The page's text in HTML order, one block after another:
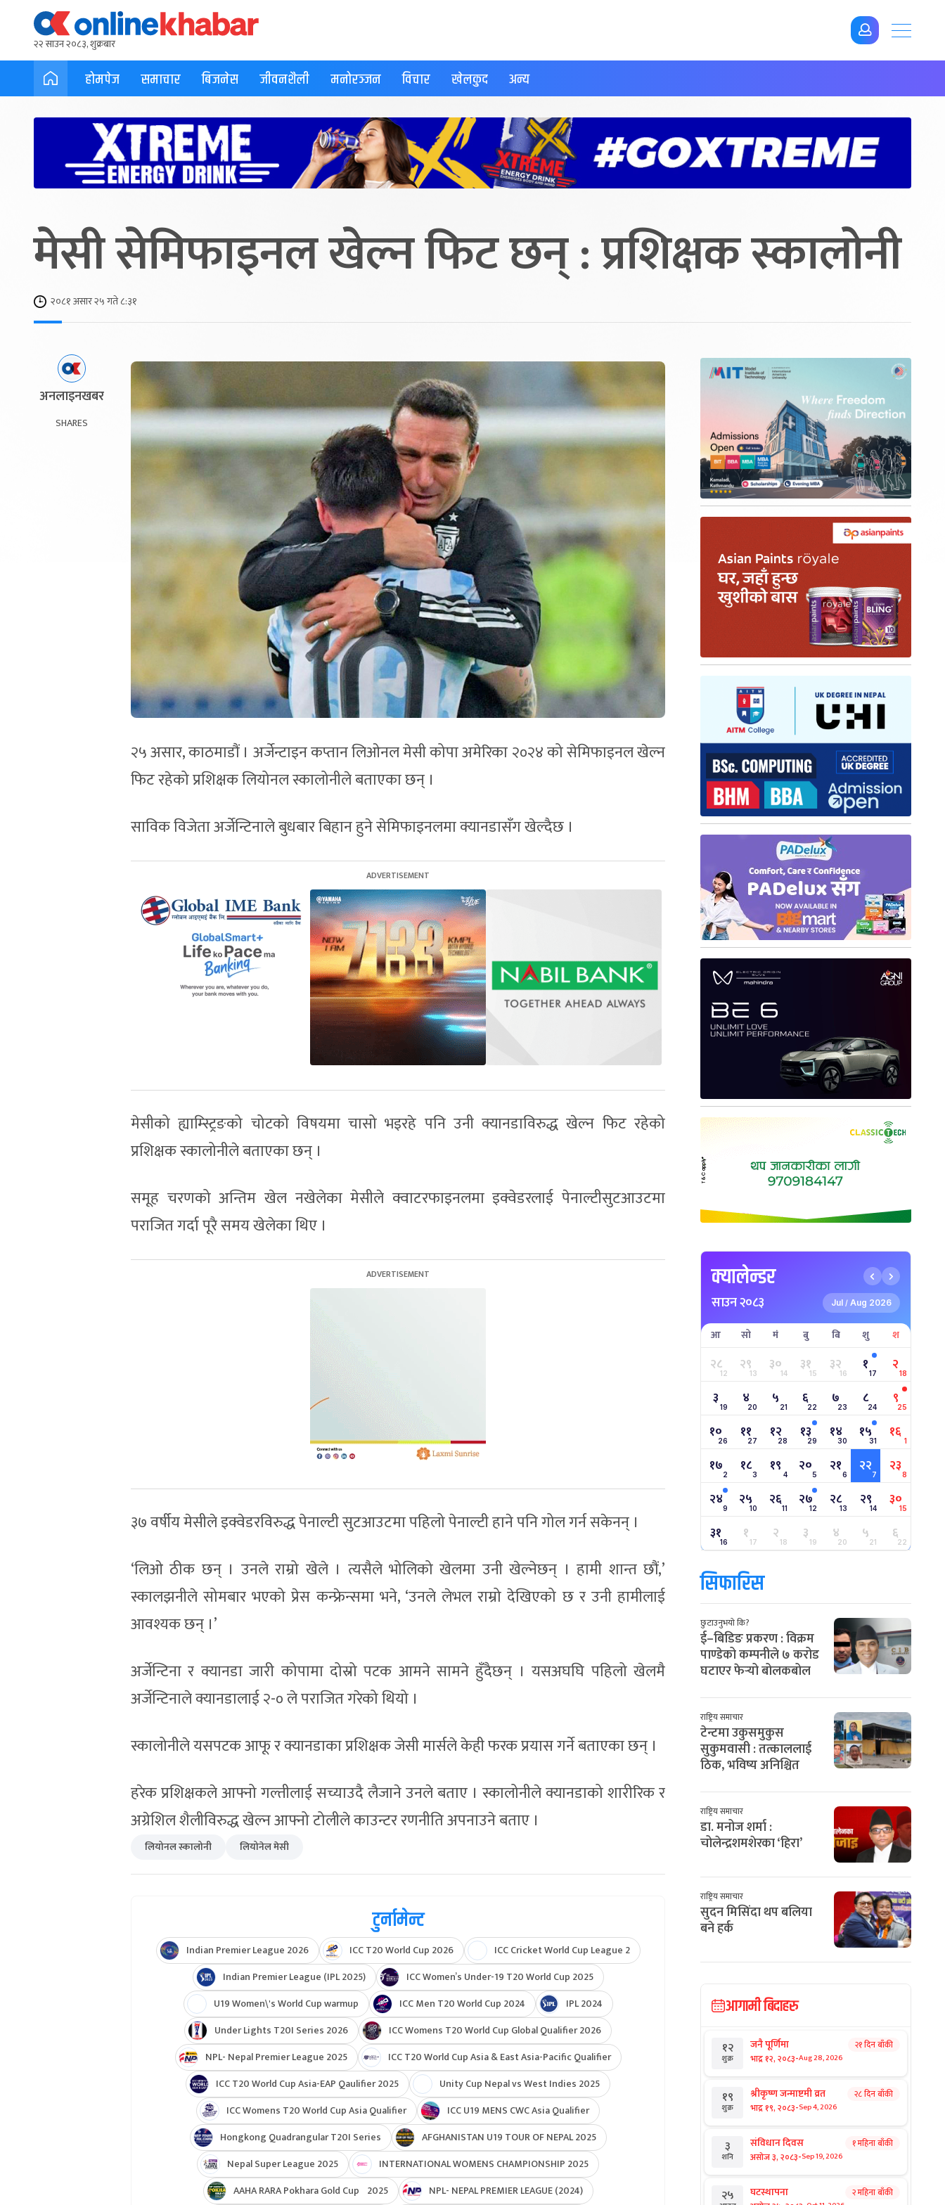
२२ साउन २०८३, शुक्रबार
होमपेज समाचार बिजनेस जीवनशैली मनोरञ्जन विचार खेलकुद अन्य
मेसी सेमिफाइनल खेल्न फिट छन् : प्रशिक्षक स्कालोनी
२०८१ असार २५ गते ८:३१
अनलाइनखबर
SHARES
२५ असार, काठमाडौं । अर्जेन्टाइन कप्तान लिओनल मेसी कोपा अमेरिका २०२४ को सेमिफाइनल खेल्न
फिट रहेको प्रशिक्षक लियोनल स्कालोनीले बताएका छन् ।
साविक विजेता अर्जेन्टिनाले बुधबार बिहान हुने सेमिफाइनलमा क्यानडासँग खेल्दैछ ।
मेसीको ह्याम्स्ट्रिङको चोटको विषयमा चासो भइरहे पनि उनी क्यानडाविरुद्ध खेल्न फिट रहेको
प्रशिक्षक स्कालोनीले बताएका छन् ।
समूह चरणको अन्तिम खेल नखेलेका मेसीले क्वाटरफाइनलमा इक्वेडरलाई पेनाल्टीसुटआउटमा
पराजित गर्दा पूरै समय खेलेका थिए ।
३७ वर्षीय मेसीले इक्वेडरविरुद्ध पेनाल्टी सुटआउटमा पहिलो पेनाल्टी हाने पनि गोल गर्न सकेनन् ।
‘लिओ ठीक छन् । उनले राम्रो खेले । त्यसैले भोलिको खेलमा उनी खेल्नेछन् । हामी शान्त छौं,’
स्कालझनीले सोमबार भएको प्रेस कन्फ्रेन्समा भने, ‘उनले लेभल राम्रो देखिएको छ र उनी हामीलाई
आवश्यक छन् ।’
अर्जेन्टिना र क्यानडा जारी कोपामा दोस्रो पटक आमने सामने हुँदैछन् । यसअघघि पहिलो खेलमै
अर्जेन्टिनाले क्यानडालाई २-० ले पराजित गरेको थियो ।
स्कालोनीले यसपटक आफू र क्यानडाका प्रशिक्षक जेसी मार्सले केही फरक प्रयास गर्ने बताएका छन् ।
हरेक प्रशिक्षकले आफ्नो गल्तीलाई सच्याउदै लैजाने उनले बताए । स्कालोनीले क्यानडाको शारीरिक र
अग्रेशिल शैलीविरुद्ध खेल्न आफ्नो टोलीले काउन्टर रणनीति अपनाउने बताए ।
लियोनल स्कालोनी लियोनेल मेसी
टुर्नामेन्ट
Indian Premier League 2026 ICC T20 World Cup 2026
ICC Cricket World Cup League 2
Indian Premier League (IPL 2025)
ICC Women’s Under-19 T20 World Cup 2025
U19 Women\'s World Cup warmup
ICC Men T20 World Cup 2024
IPL 2024
Under Lights T20I Series 2026
ICC Womens T20 World Cup Global Qualifier 2026
NPL- Nepal Premier League 2025
ICC T20 World Cup Asia & East Asia-Pacific Qualifier
ICC T20 World Cup Asia-EAP Qaulifier 2025
Unity Cup Nepal vs West Indies 2025
ICC Womens T20 World Cup Asia Qualifier
ICC U19 MENS CWC Asia Qualifier
Hongkong Quadrangular T20I Series
AFGHANISTAN U19 TOUR OF NEPAL 2025
Nepal Super League 2025
INTERNATIONAL WOMENS CHAMPIONSHIP 2025
AAHA RARA Pokhara Gold Cup 2025
NPL- NEPAL PREMIER LEAGUE (2024)
क्यालेन्डर
साउन २०८३ Jul / Aug 2026
आ सो मं बु बि शु श
२८12 २९13 ३०14 ३१15 ३२16 १17 २18
३ 19 ४20 ५ 21 ६22 ७23 ८24 ९25
१०26 ११27 १२28 १३29 १४30 १५31 १६ 1
१७2 १८3 १९ 4 २०5 २१6 २२7 २३8
२४9 २५10 २६11 २७12 २८13 २९14 ३०15
३१16 १17 २18 ३19 ४20 ५21 ६22
सिफारिस
छुटाउनुभयो कि?
ई–बिडिङ प्रकरण : विक्रम
पाण्डेको कम्पनीले ७ करोड
घटाएर फेर्‍यो बोलकबोल
राष्ट्रिय समाचार
टेन्टमा उकुसमुकुस
सुकुमवासी : तत्काललाई
ठिक, भविष्य अनिश्चित
राष्ट्रिय समाचार
डा. मनोज शर्मा :
चोलेन्द्रशमशेरका ‘हिरा’
राष्ट्रिय समाचार
सुदन मिसिंदा थप बलिया
बने हर्क
आगामी बिदाहरु
१२
शुक्र
जनै पूर्णिमा
भाद्र १२, २०८३-Aug 28, 2026
२१ दिन बाँकी
१९
शुक्र
श्रीकृष्ण जन्माष्टमी व्रत
भाद्र १९, २०८३-Sep 4, 2026
२८ दिन बाँकी
३
शनि
संविधान दिवस
असोज ३, २०८३-Sep 19, 2026
१ महिना बाँकी
२५ घटस्थापना २ महिना बाँकी